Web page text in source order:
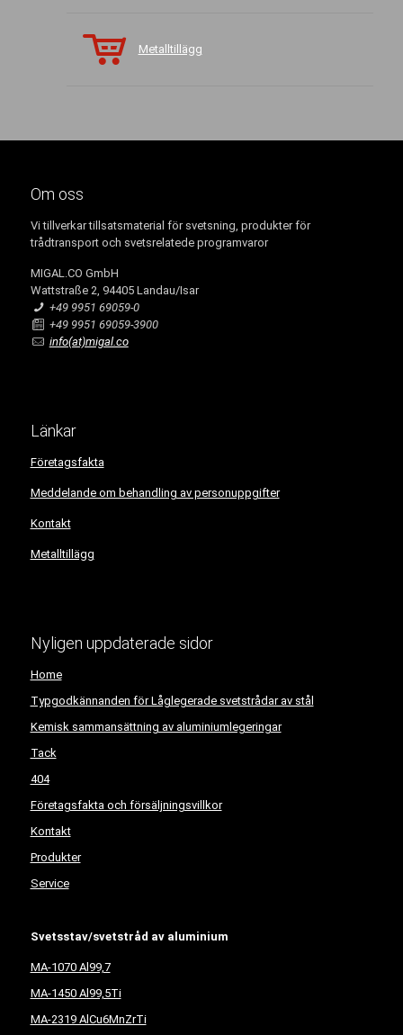
Metalltillägg
Om oss
Vi tillverkar tillsatsmaterial för svetsning, produkter för
trådtransport och svetsrelatede programvaror
MIGAL.CO GmbH
Wattstraße 2, 94405 Landau/Isar
+49 9951 69059-0
+49 9951 69059-3900
info(at)migal.co
Länkar
Företagsfakta
Meddelande om behandling av personuppgifter
Kontakt
Metalltillägg
Nyligen uppdaterade sidor
Home
Typgodkännanden för Låglegerade svetstrådar av stål
Kemisk sammansättning av aluminiumlegeringar
Tack
404
Företagsfakta och försäljningsvillkor
Kontakt
Produkter
Service
Svetsstav/svetstråd av aluminium
MA-1070 Al99,7
MA-1450 Al99,5Ti
MA-2319 AlCu6MnZrTi